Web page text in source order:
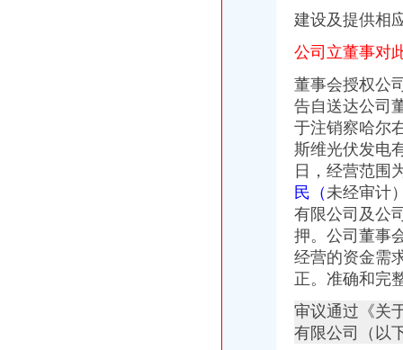
建设及提供相
公司立董事对
董事会授权公
告自送达公司
于注销察哈尔
斯维光伏发电
日， 经营范围
民（未经审计
有限公司及公
押。公司董事
经营的资金需
正。准确和完
审议通过《关
有限公司（以